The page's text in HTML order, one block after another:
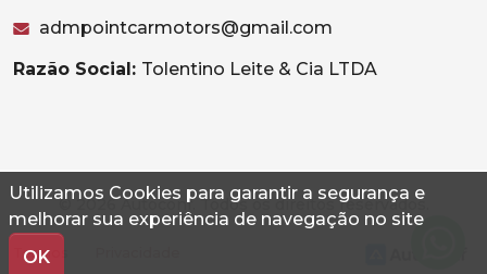
Utilizamos Cookies para garantir a segurança e
melhorar sua experiência de navegação no site
OK
admpointcarmotors@gmail.com
Razão Social: Tolentino Leite & Cia LTDA
© 2026 Autoconf. Todos os direitos reservados.
Termos